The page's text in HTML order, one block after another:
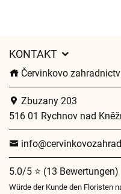
KONTAKT
Červinkovo
Zbuzany 203
516 01 Rychnov nad
5.0/5 ⭐ (13 Bewertungen)
Würde der Kunde den Floristen